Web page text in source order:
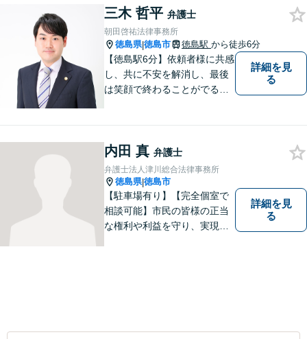
三木 哲平 弁護士
朝田啓祐法律事務所
徳島県|徳島市 徳島駅 から徒歩6分
【徳島駅6分】依頼者様に共感
し、共に不安を解消し、最後
は笑顔で終わることがでるよ
相談にのっています。 まずは
ご相談ください。
詳細を見
る
内田 真 弁護士
弁護士法人津川総合法律事務所
徳島県|徳島市
【駐車場有り】【完全個室で
相談可能】市民の皆様の正当
な権利や利益を守り、実現す
詳細を見
る